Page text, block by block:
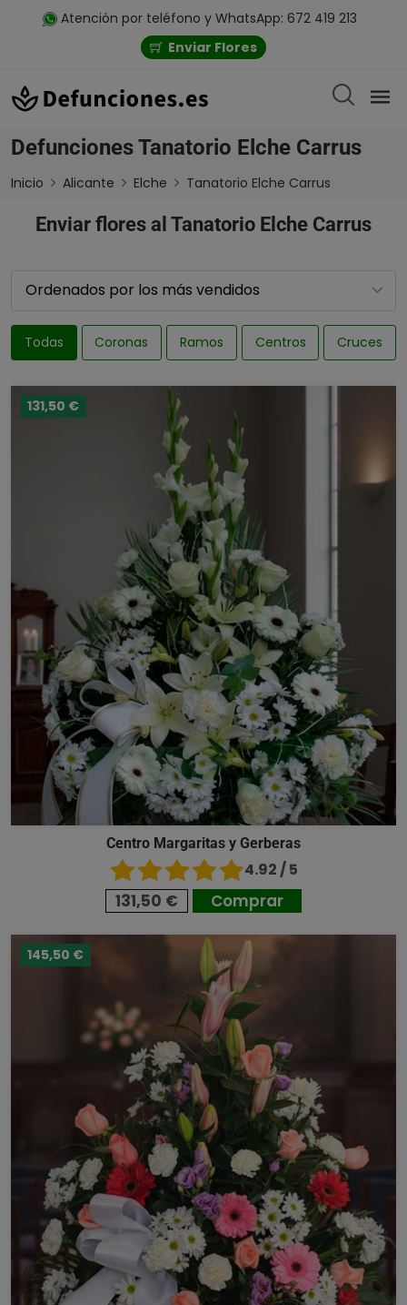
Atención por teléfono y WhatsApp: 672 419 213
Enviar Flores
Defunciones Tanatorio Elche Carrus
Inicio Alicante Elche Tanatorio Elche Carrus
Enviar flores al Tanatorio Elche Carrus
Todas Coronas Ramos Centros Cruces
131,50 €
Centro Margaritas y Gerberas
4.92 / 5
131,50 € Comprar
145,50 €